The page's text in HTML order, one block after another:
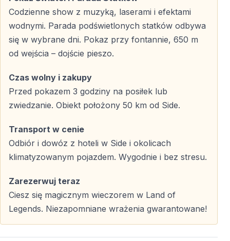
Udział w Wieczornym Spektaklu Land of Legends z
Side jest prosty i komfortowy dzięki zorganizowanemu
transportowi.
Odbiór z hoteli
Odbiór odbywa się z hoteli w Side oraz w okolicznych
miejscowościach: Göndoğdu, Çolaklı, Evrenseki,
Kumköy, Sorgun, Titreyengöl, Kızılağaç i Kızılot.
Przejazd realizowany jest klimatyzowanymi i zadbanymi
pojazdami.
Powrót po zakończeniu spektaklu
Po zakończeniu widowiska uczestnicy wracają do hoteli
tym samym środkiem transportu. Powrót następuje
zazwyczaj w okolicach północy.
Codzienne show z muzyką, laserami i efektami
wodnymi. Parada podświetlonych statków odbywa
się w wybrane dni. Pokaz przy fontannie, 650 m
od wejścia – dojście pieszo.
Czas wolny i zakupy
Przed pokazem 3 godziny na posiłek lub
zwiedzanie. Obiekt położony 50 km od Side.
Transport w cenie
Odbiór i dowóz z hoteli w Side i okolicach
klimatyzowanym pojazdem. Wygodnie i bez stresu.
Zarezerwuj teraz
Ciesz się magicznym wieczorem w Land of
Legends. Niezapomniane wrażenia gwarantowane!